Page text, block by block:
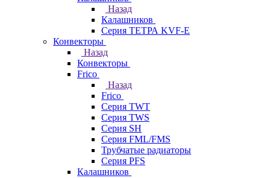
Назад
Калашников
Серия ТЕТРА KVF-E
Конвекторы
Назад
Конвекторы
Frico
Назад
Frico
Серия TWT
Серия TWS
Серия SH
Серия FML/FMS
Трубчатые радиаторы
Серия PFS
Калашников